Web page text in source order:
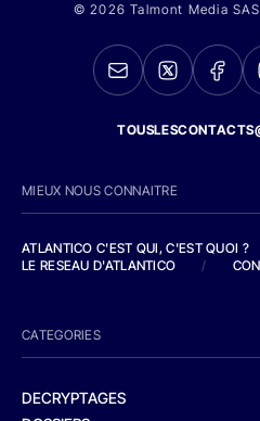
© 2026 Talmont Media
MIEUX NOUS CONNAITRE
ATLANTICO C'EST QUI, C'EST QUOI ?
LE RESEAU D'ATLANTICO
/
CATEGORIES
DECRYPTAGES